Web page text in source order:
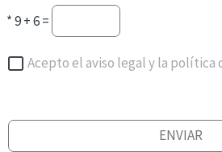
*9 + 6 =
Acepto el aviso legal y la política
ENVIAR